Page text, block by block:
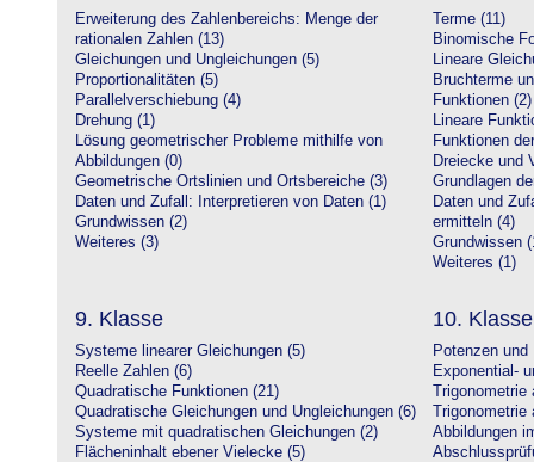
Erweiterung des Zahlenbereichs: Menge der
rationalen Zahlen (13)
Gleichungen und Ungleichungen (5)
Proportionalitäten (5)
Parallelverschiebung (4)
Drehung (1)
Lösung geometrischer Probleme mithilfe von
Abbildungen (0)
Geometrische Ortslinien und Ortsbereiche (3)
Daten und Zufall: Interpretieren von Daten (1)
Grundwissen (2)
Weiteres (3)
Terme (11)
Binomische
Lineare
Bruchterme
Funktionen (2)
Lineare
Funktionen
Dreiecke und
Grundlagen
Daten und
ermitteln (4)
Grundwissen
Weiteres (1)
9. Klasse
Systeme linearer Gleichungen (5)
Reelle Zahlen (6)
Quadratische Funktionen (21)
Quadratische Gleichungen und Ungleichungen (6)
Systeme mit quadratischen Gleichungen (2)
Flächeninhalt ebener Vielecke (5)
10. Klasse
Potenzen
Exponential-
Abbildungen